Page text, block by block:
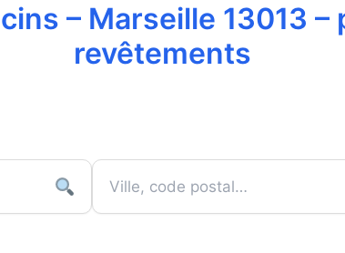
– Marseille 13013
revêtements